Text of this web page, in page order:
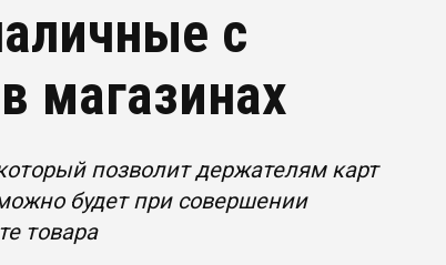
с
магазинах
позволит держателям карт
будет при совершении
товара